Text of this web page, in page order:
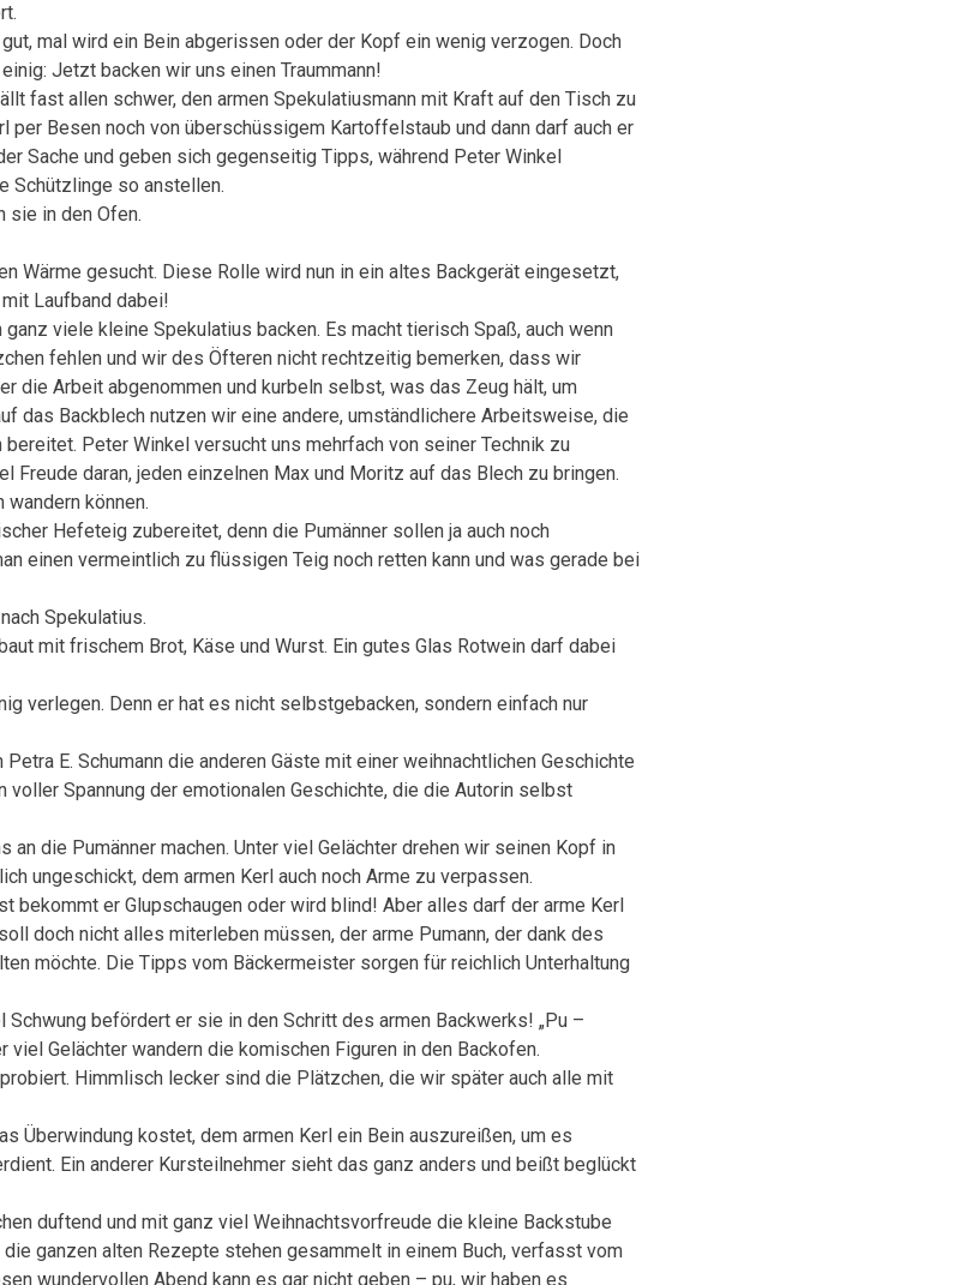
mal wird ein Bein abgerissen oder der Kopf ein wenig verzogen. Doch
Jetzt backen wir uns einen Traummann!
fast allen schwer, den armen Spekulatiusmann mit Kraft auf den Tisch zu
Besen noch von überschüssigem Kartoffelstaub und dann darf auch er
Sache und geben sich gegenseitig Tipps, während Peter Winkel
Schützlinge so anstellen.
sie in den Ofen.
Wärme gesucht. Diese Rolle wird nun in ein altes Backgerät eingesetzt,
Laufband dabei!
viele kleine Spekulatius backen. Es macht tierisch Spaß, auch wenn
fehlen und wir des Öfteren nicht rechtzeitig bemerken, dass wir
die Arbeit abgenommen und kurbeln selbst, was das Zeug hält, um
das Backblech nutzen wir eine andere, umständlichere Arbeitsweise, die
Peter Winkel versucht uns mehrfach von seiner Technik zu
daran, jeden einzelnen Max und Moritz auf das Blech zu bringen.
können.
Hefeteig zubereitet, denn die Pumänner sollen ja auch noch
einen vermeintlich zu flüssigen Teig noch retten kann und was gerade bei
Spekulatius.
mit frischem Brot, Käse und Wurst. Ein gutes Glas Rotwein darf dabei
verlegen. Denn er hat es nicht selbstgebacken, sondern einfach nur
E. Schumann die anderen Gäste mit einer weihnachtlichen Geschichte
Spannung der emotionalen Geschichte, die die Autorin selbst
die Pumänner machen. Unter viel Gelächter drehen wir seinen Kopf in
ungeschickt, dem armen Kerl auch noch Arme zu verpassen.
bekommt er Glupschaugen oder wird blind! Aber alles darf der arme Kerl
doch nicht alles miterleben müssen, der arme Pumann, der dank des
möchte. Die Tipps vom Bäckermeister sorgen für reichlich Unterhaltung
befördert er sie in den Schritt des armen Backwerks! „Pu –
Gelächter wandern die komischen Figuren in den Backofen.
Himmlisch lecker sind die Plätzchen, die wir später auch alle mit
Überwindung kostet, dem armen Kerl ein Bein auszureißen, um es
Ein anderer Kursteilnehmer sieht das ganz anders und beißt beglückt
duftend und mit ganz viel Weihnachtsvorfreude die kleine Backstube
ganzen alten Rezepte stehen gesammelt in einem Buch, verfasst vom
wundervollen Abend kann es gar nicht geben – pu, wir haben es